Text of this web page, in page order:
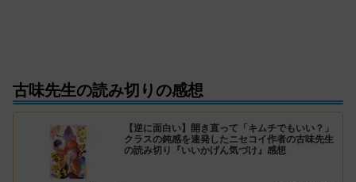
古味先生の読み切りの感想
【逆に面白い】開き直って「キムチでもいい？」
クラスの鈍感を連発したニセコイ作者の古味先生
の読み切り『いいかげん気づけ』感想